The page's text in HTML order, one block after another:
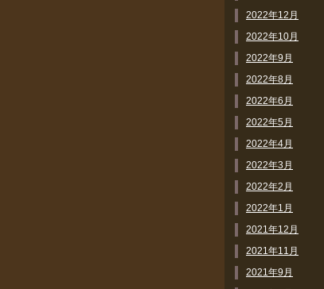
2022年12月
2022年10月
2022年9月
2022年8月
2022年6月
2022年5月
2022年4月
2022年3月
2022年2月
2022年1月
2021年12月
2021年11月
2021年9月